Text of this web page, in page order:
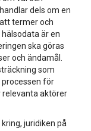
dels om en
termer och
är en
ska göras
och ändamål.
som
processen för
relevanta aktörer
juridiken på